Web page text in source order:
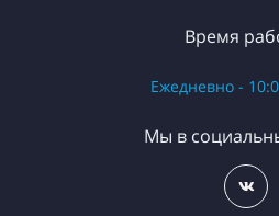
Время
Ежедневно -
Мы в